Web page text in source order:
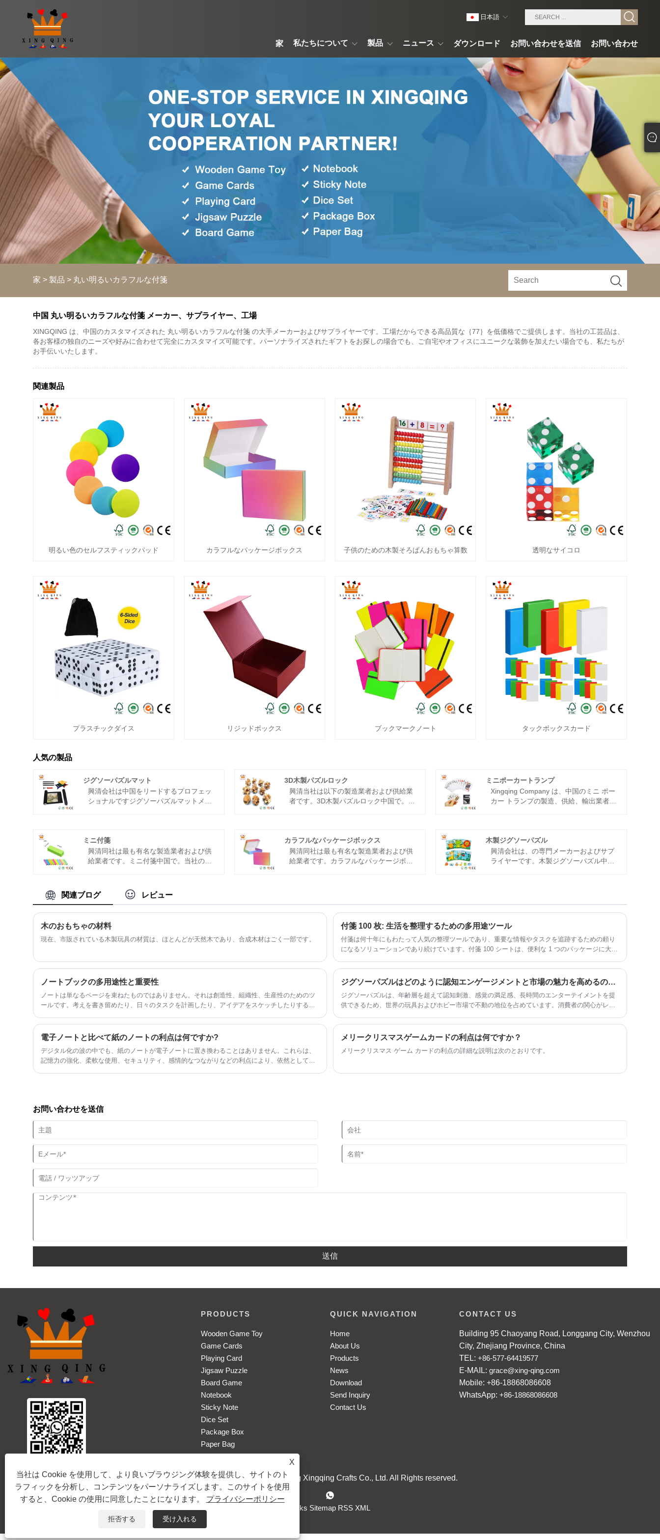
家 私たちについて 製品 ニュース ダウンロード お問い合わせを送信 お問い合わせ
日本語
家 > 製品 > 丸い明るいカラフルな付箋
中国 丸い明るいカラフルな付箋 メーカー、サプライヤー、工場
XINGQING は、中国のカスタマイズされた 丸い明るいカラフルな付箋 の大手メーカーおよびサプライヤーです。工場だからできる高品質な｛77｝を低価格でご提供します。当社の工芸品は、
各お客様の独自のニーズや好みに合わせて完全にカスタマイズ可能です。パーソナライズされたギフトをお探しの場合でも、ご自宅やオフィスにユニークな装飾を加えたい場合でも、私たちが
お手伝いいたします。
関連製品
明るい色のセルフスティックパッド カラフルなパッケージボックス 子供のための木製そろばんおもちゃ算数 透明なサイコロ
プラスチックダイス リジッドボックス ブックマークノート タックボックスカード
人気の製品
ジグソーパズルマット
興清会社は中国をリードするプロフェッ
ショナルですジグソーパズルマット メー
がおり、工場はBSCI、SGS、FSCによっ
て認証されています。私たちは、中国に
おける長期的な友好的なサプライヤーと
3D木製パズルロック
興清当社は以下の製造業者および供給業
者です。 3D木製パズルロック中国で。当
プのカスタマイズサービスを提供してい
ます。当社の製品はヨーロッパ、米国、
その他の先進国や地域に輸出されてお
ミニポーカートランプ
Xingqing Company は、中国のミニ ポー
カー トランプの製造、供給、輸出業者で
ショナルなサービスで、パートナーの賞
賛を獲得してください!
ミニ付箋
興清同社は最も有名な製造業者および供
給業者です。
ミニ付箋中国で。当社の工
準を満たしています。ワンストップのカ
スタマイズサービスと安い価格が私たち
カラフルなパッケージボックス
興清同社は最も有名な製造業者および供
給業者です。 カラフルなパッケージボッ
ランドの協力サプライヤーとして選ばれ
木製ジグソーパズル
興清会社は、の専門メーカーおよびサプ
ライヤーです。 木製ジグソーパズル中国
社以上のOEM顧客が優先されています。
相棒。
関連ブログ レビュー
木のおもちゃの材料
現在、市販されている木製玩具の材質は、ほとんどが天然木であり、合成木材はごく一部です。
付箋 100 枚: 生活を整理するための多用途ツール
付箋は何十年にもわたって人気の整理ツールであり、重要な情報やタスクを追跡するための頼り
になるソリューションであり続けています。付箋 100 シートは、便利な 1 つのパッケージに大量
ノートブックの多用途性と重要性
ノートは単なるページを束ねたものではありません。それは創造性、組織性、生産性のためのツ
ールです。考えを書き留めたり、日々のタスクを計画したり、アイデアをスケッチしたりする場
ジグソーパズルはどのように認知エンゲージメントと市場の魅力を高めるのでしょうか?
ジグソーパズルは、年齢層を超えて認知刺激、感覚の満足感、長時間のエンターテイメントを提
供できるため、世界の玩具およびホビー市場で不動の地位を占めています。消費者の関心がレク
と小売転換において注目度の高いカテゴリーとして浮上し続けています。
電子ノートと比べて紙のノートの利点は何ですか?
デジタル化の波の中でも、紙のノートが電子ノートに置き換わることはありません。これらは、
記憶力の強化、柔軟な使用、セキュリティ、感情的なつながりなどの利点により、依然として重
メリークリスマスゲームカードの利点は何ですか？
メリークリスマス ゲーム カードの利点の詳細な説明は次のとおりです。
お問い合わせを送信
送信
PRODUCTS
Wooden Game Toy
Game Cards
Playing Card
Jigsaw Puzzle
Board Game
Notebook
Sticky Note
Dice Set
Package Box
Paper Bag
QUICK NAVIGATION
Home
About Us
Products
News
Download
Send Inquiry
Contact Us
CONTACT US
Building 95 Chaoyang Road, Longgang City, Wenzhou
City, Zhejiang Province, China
TEL: +86-577-64419577
E-MAIL: grace@xing-qing.com
Mobile: +86-18868086608
WhatsApp: +86-18868086608
Copyright © 2024 Longgang Xingqing Crafts Co., Ltd. All Rights reserved.
Links Sitemap RSS XML
X
当社は Cookie を使用して、より良いブラウジング体験を提供し、サイトのト
ラフィックを分析し、コンテンツをパーソナライズします。このサイトを使用
すると、Cookie の使用に同意したことになります。 プライバシーポリシー
拒否する 受け入れる